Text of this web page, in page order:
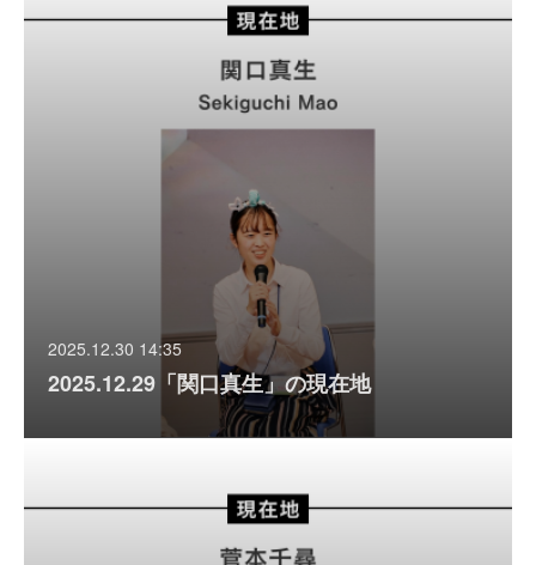
2025.12.30 14:35
2025.12.29「関口真生」の現在地